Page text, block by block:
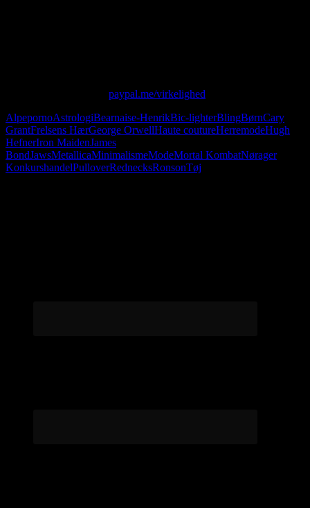
paypal.me/virkelighed
AlpepornoAstrologiBearnaise-HenrikBic-lighterBlingBørnCary
GrantFrelsens HærGeorge OrwellHaute coutureHerremodeHugh
HefnerIron MaidenJames
BondJawsMetallicaMinimalismeModeMortal KombatNørager
KonkurshandelPulloverRednecksRonsonTøj